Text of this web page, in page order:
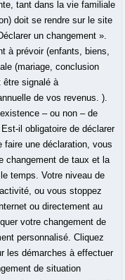
tant dans la vie familiale
doit se rendre sur le site
un changement ».
à prévoir (enfants, biens,
(mariage, conclusion
être signalé à
de vos revenus. ).
– ou non – de
il obligatoire de déclarer
une déclaration, vous
changement de taux et la
temps. Votre niveau de
ou vous stoppez
ou directement au
votre changement de
personnalisé. Cliquez
les démarches à effectuer
de situation